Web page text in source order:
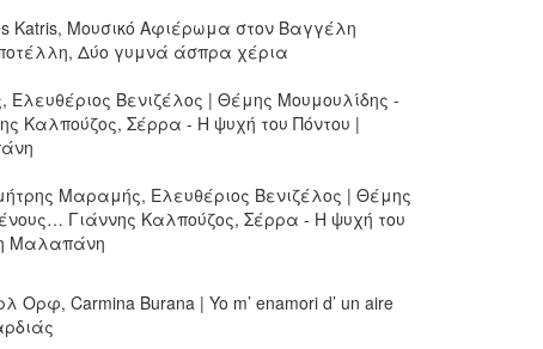
Katris, Μουσικό Αφιέρωμα στον Βαγγέλη
Δύο γυμνά άσπρα χέρια
Βενιζέλος | Θέμης Μουμουλίδης -
Καλπούζος, Σέρρα - H ψυχή του Πόντου |
Μαραμής, Ελευθέριος Βενιζέλος | Θέμης
Γιάννης Καλπούζος, Σέρρα - H ψυχή του
Μαλαπάνη
Carmina Burana | Yo m’ enamori d’ un aire